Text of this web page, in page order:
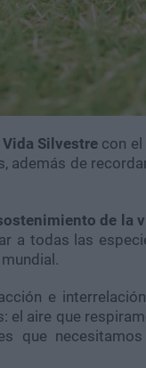
Silvestre con
además de
de la
a todas las
e
el aire que
que